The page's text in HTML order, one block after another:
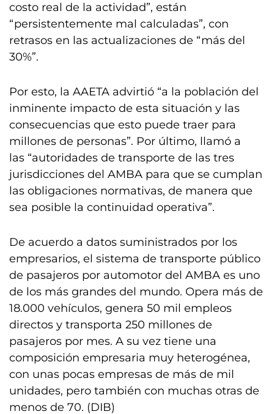
costo real de la actividad”, están
“persistentemente mal calculadas”, con
retrasos en las actualizaciones de “más del
30%”.
Por esto, la AAETA advirtió “a la población del
inminente impacto de esta situación y las
consecuencias que esto puede traer para
millones de personas”. Por último, llamó a
las “autoridades de transporte de las tres
jurisdicciones del AMBA para que se cumplan
las obligaciones normativas, de manera que
sea posible la continuidad operativa”.
De acuerdo a datos suministrados por los
empresarios, el sistema de transporte público
de pasajeros por automotor del AMBA es uno
de los más grandes del mundo. Opera más de
18.000 vehículos, genera 50 mil empleos
directos y transporta 250 millones de
pasajeros por mes. A su vez tiene una
composición empresaria muy heterogénea,
con unas pocas empresas de más de mil
unidades, pero también con muchas otras de
menos de 70. (DIB)